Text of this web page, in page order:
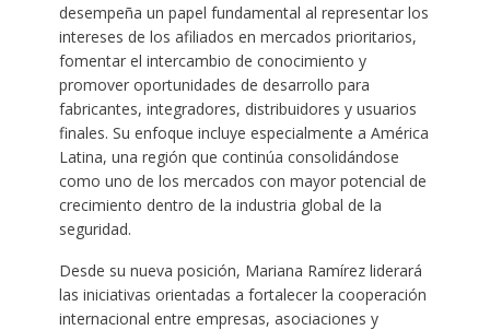
desempeña un papel fundamental al representar los
intereses de los afiliados en mercados prioritarios,
fomentar el intercambio de conocimiento y
promover oportunidades de desarrollo para
fabricantes, integradores, distribuidores y usuarios
finales. Su enfoque incluye especialmente a América
Latina, una región que continúa consolidándose
como uno de los mercados con mayor potencial de
crecimiento dentro de la industria global de la
seguridad.
Desde su nueva posición, Mariana Ramírez liderará
las iniciativas orientadas a fortalecer la cooperación
internacional entre empresas, asociaciones y